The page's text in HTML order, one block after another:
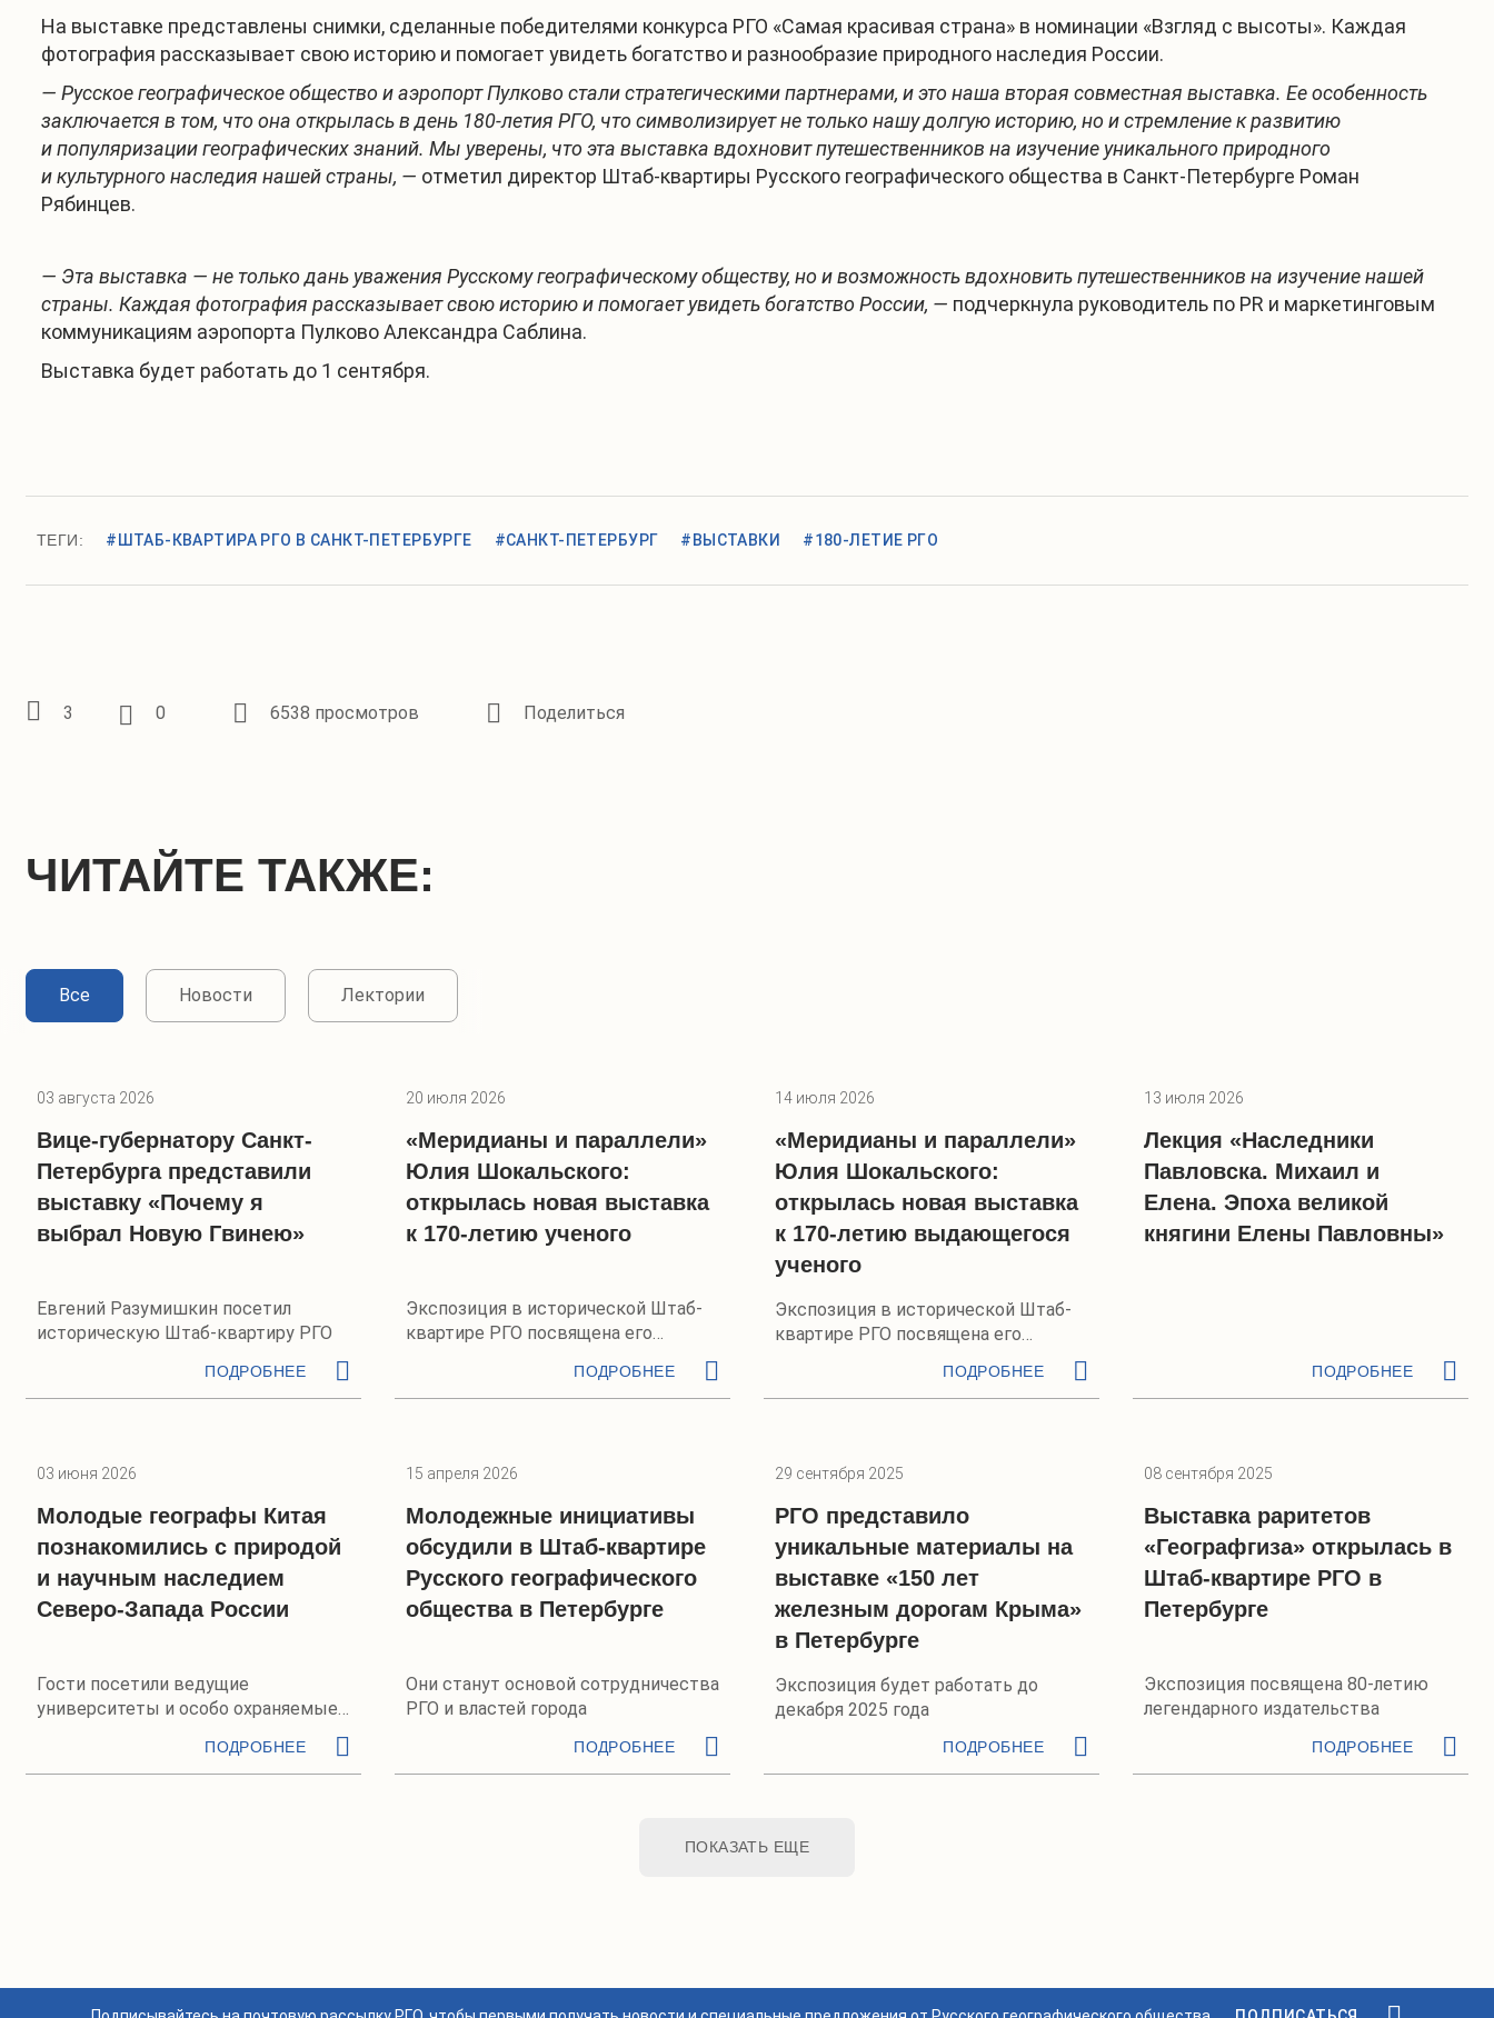
На выставке представлены снимки, сделанные победителями конкурса РГО «Самая красивая страна» в номинации «Взгляд с высоты». Каждая
фотография рассказывает свою историю и помогает увидеть богатство и разнообразие природного наследия России.
— Русское географическое общество и аэропорт Пулково стали стратегическими партнерами, и это наша вторая совместная выставка. Ее особенность
заключается в том, что она открылась в день 180-летия РГО, что символизирует не только нашу долгую историю, но и стремление к развитию
и популяризации географических знаний. Мы уверены, что эта выставка вдохновит путешественников на изучение уникального природного
и культурного наследия нашей страны, — отметил директор Штаб-квартиры Русского географического общества в Санкт-Петербурге Роман
Рябинцев.
— Эта выставка — не только дань уважения Русскому географическому обществу, но и возможность вдохновить путешественников на изучение нашей
страны. Каждая фотография рассказывает свою историю и помогает увидеть богатство России, — подчеркнула руководитель по PR и маркетинговым
коммуникациям аэропорта Пулково Александра Саблина.
Выставка будет работать до 1 сентября.
ТЕГИ: #ШТАБ-КВАРТИРА РГО В САНКТ-ПЕТЕРБУРГЕ #САНКТ-ПЕТЕРБУРГ #ВЫСТАВКИ #180-ЛЕТИЕ РГО
3 0 6538 просмотров
ЧИТАЙТЕ ТАКЖЕ:
Все Новости Лектории
03 августа 2026
Вице-губернатору Санкт-
Петербурга представили
выставку «Почему я
выбрал Новую Гвинею»
Евгений Разумишкин посетил
историческую Штаб-квартиру РГО
ПОДРОБНЕЕ
20 июля 2026
«Меридианы и параллели»
Юлия Шокальского:
открылась новая выставка
к 170-летию ученого
Экспозиция в исторической Штаб-
квартире РГО посвящена его
ПОДРОБНЕЕ
14 июля 2026
«Меридианы и параллели»
Юлия Шокальского:
открылась новая выставка
к 170-летию выдающегося
ученого
Экспозиция в исторической Штаб-
квартире РГО посвящена его
ПОДРОБНЕЕ
13 июля 2026
Лекция «Наследники
Павловска. Михаил и
Елена. Эпоха великой
княгини Елены Павловны»
ПОДРОБНЕЕ
03 июня 2026
Молодые географы Китая
познакомились с природой
и научным наследием
Северо-Запада России
Гости посетили ведущие
университеты и особо охраняемые
ПОДРОБНЕЕ
15 апреля 2026
Молодежные инициативы
обсудили в Штаб-квартире
Русского географического
общества в Петербурге
Они станут основой сотрудничества
РГО и властей города
ПОДРОБНЕЕ
29 сентября 2025
РГО представило
уникальные материалы на
выставке «150 лет
железным дорогам Крыма»
в Петербурге
Экспозиция будет работать до
декабря 2025 года
ПОДРОБНЕЕ
08 сентября 2025
Выставка раритетов
«Географгиза» открылась в
Штаб-квартире РГО в
Петербурге
Экспозиция посвящена 80-летию
легендарного издательства
ПОДРОБНЕЕ
ПОКАЗАТЬ ЕЩЕ